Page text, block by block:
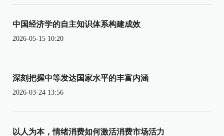
中国经济学的自主知识体系构建成效
2026-05-15 10:20
深刻把握中等发达国家水平的丰富内涵
2026-03-24 13:56
以人为本，情绪消费如何激活消费市场活力